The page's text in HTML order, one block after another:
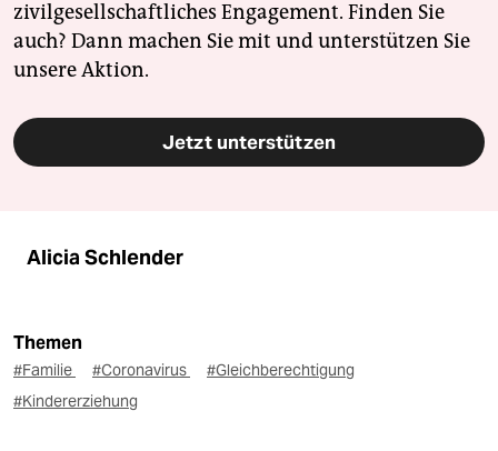
zivilgesellschaftliches Engagement. Finden Sie
auch? Dann machen Sie mit und unterstützen Sie
unsere Aktion.
Jetzt unterstützen
Alicia Schlender
Themen
#Familie #Coronavirus
#Gleichberechtigung
#Kindererziehung